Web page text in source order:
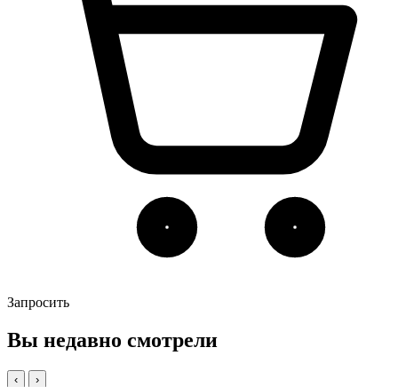
Запросить
Вы недавно смотрели
‹ ›